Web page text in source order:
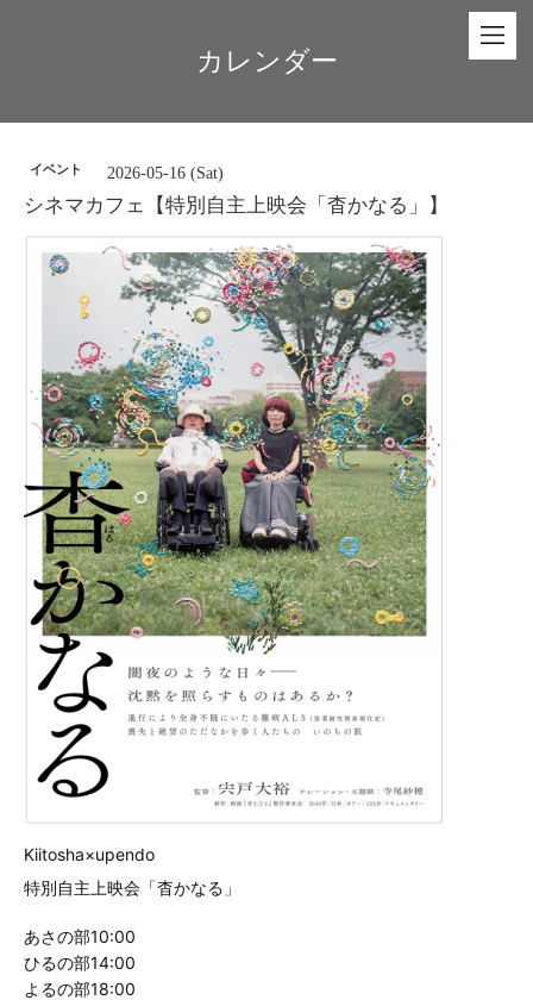
カレンダー
イベント 2026-05-16 (Sat)
シネマカフェ【特別自主上映会「杳かなる」】
Kiitosha×upendo
特別自主上映会「杳かなる」
あさの部10:00
ひるの部14:00
よるの部18:00